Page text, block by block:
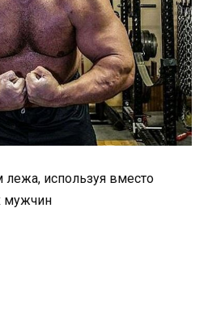
используя вместо
мужчин